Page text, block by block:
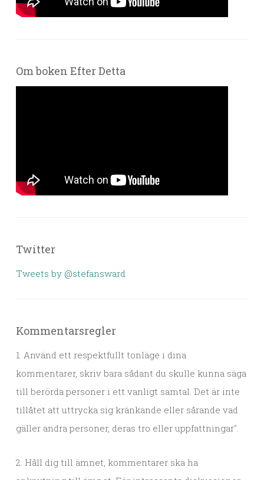
Om boken Efter Detta
Twitter
Tweets by @stefansward
Kommentarsregler
1. Använd ett respektfullt tonläge i dina
kommentarer, skriv bara sådant du skulle kunna säga
till berörda personer i ett vanligt samtal. Det är inte
tillåtet att uttrycka sig kränkande eller sårande vad
gäller andra personer, deras tro eller uppfattningar".
2. Håll dig till ämnet, kommentarer ska ha